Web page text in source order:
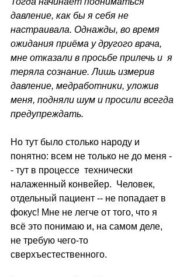
давление, как бы я себя не
настраивала. Однажды, во время
ожидания приёма у другого врача,
мне отказали в просьбе прилечь и  я
теряла сознание. Лишь измерив
давление, медработники, уложив
меня, подняли шум и просили всегда
предупреждать.
Но тут было столько народу и
понятно: всем не только не до меня -
- тут в процессе  технически
налаженный конвейер.  Человек,
отдельный пациент -- не попадает в
фокус! Мне не легче от того, что я
всё это понимаю и, на самом деле,
не требую чего-то
сверхъестественного.